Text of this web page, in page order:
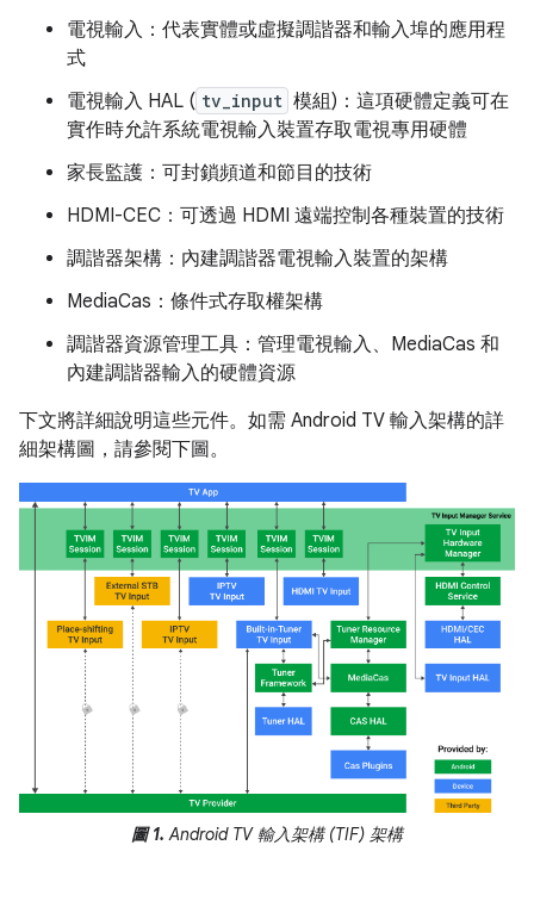
電視輸入：代表實體或虛擬調諧器和輸入埠的應用程
式
電視輸入 HAL ( tv_input 模組)：這項硬體定義可在
實作時允許系統電視輸入裝置存取電視專用硬體
家長監護：可封鎖頻道和節目的技術
HDMI-CEC：可透過 HDMI 遠端控制各種裝置的技術
調諧器架構：內建調諧器電視輸入裝置的架構
MediaCas：條件式存取權架構
調諧器資源管理工具：管理電視輸入、MediaCas 和
內建調諧器輸入的硬體資源
下文將詳細說明這些元件。如需 Android TV 輸入架構的詳
細架構圖，請參閱下圖。
圖 1. Android TV 輸入架構 (TIF) 架構